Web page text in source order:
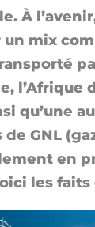
À
un mix
l’A­frique
qu’une
GNL
en
les